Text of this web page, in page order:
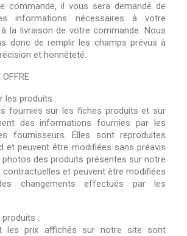
commande, il vous sera demandé de
informations nécessaires à votre
la livraison de votre commande. Nous
donc de remplir les champs prévus à
et honnêteté.
les produits :
fournies sur les fiches produits et sur
des informations fournies par les
fournisseurs. Elles sont reproduites
et peuvent être modifiées sans préavis
photos des produits présentes sur notre
et peuvent être modifiées
changements effectués par les
:
les prix affichés sur notre site sont